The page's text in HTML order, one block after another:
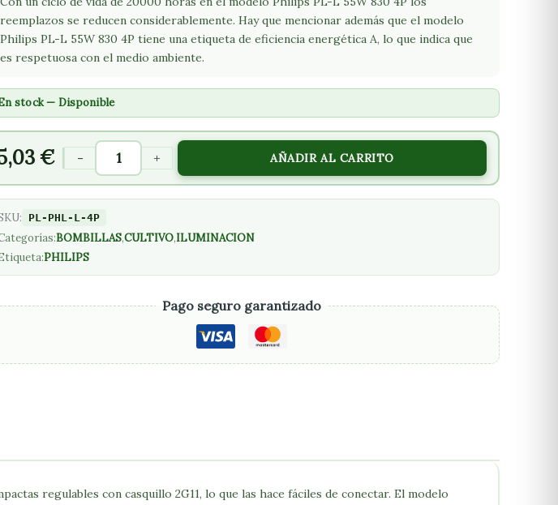
reemplazos se reducen considerablemente. Hay que mencionar además que el modelo
Philips PL-L 55W 830 4P tiene una etiqueta de eficiencia energética A, lo que indica que
es respetuosa con el medio ambiente.
stock — Disponible
€ -
cantidad
+ AÑADIR AL CARRITO
PL-PHL-L-4P
BOMBILLAS,CULTIVO,ILUMINACION
PHILIPS
Pago seguro garantizado
regulables con casquillo 2G11, lo que las hace fáciles de conectar. El modelo